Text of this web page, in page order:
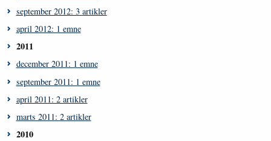
september 2012: 3 artikler
april 2012: 1 emne
2011
december 2011: 1 emne
september 2011: 1 emne
april 2011: 2 artikler
marts 2011: 2 artikler
2010